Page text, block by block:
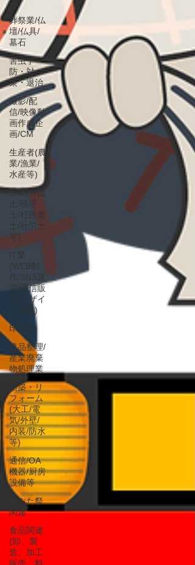
葬祭業/仏
壇/仏具/
墓石
害虫予
防・対
策・退治
撮影/配
信/映像動
画作成企
画/CM
生産者(農
業/漁業/
水産等)
士業(弁護
士/税理
士/行政書
士/社労士
等)
IT業
(WEB制
作/SNS運
用/通信販
売/デザイ
ン関連)
印刷業
遺品整理/
産業廃棄
物処理業
新築・リ
フォーム
(大工/電
気/外壁/
内装/防水
等)
通信/OA
機器/厨房
設備等
ねぶた祭
関連
食品関連
(卸、製
造、加工